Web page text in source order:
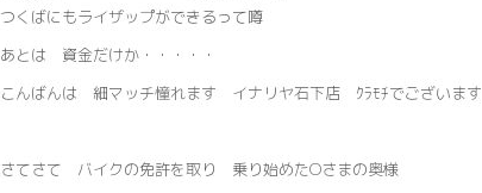
つくばにもライザップができるって噂
あとは 資金だけか・・・・・
こんばんは 細マッチ憧れます イナリヤ石下店 ｸﾗﾓﾁでございます
さてさて バイクの免許を取り 乗り始めたOさまの奥様